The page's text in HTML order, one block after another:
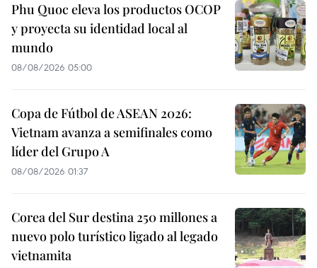
Phu Quoc eleva los productos OCOP
y proyecta su identidad local al
mundo
08/08/2026 05:00
Copa de Fútbol de ASEAN 2026:
Vietnam avanza a semifinales como
líder del Grupo A
08/08/2026 01:37
Corea del Sur destina 250 millones a
nuevo polo turístico ligado al legado
vietnamita